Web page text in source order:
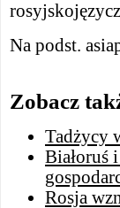
Na podst.
Zobacz
Tadżycy
Białoruś
Rosja